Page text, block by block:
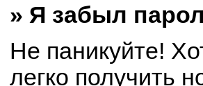
» Я забыл
Не паникуйте!
легко получить